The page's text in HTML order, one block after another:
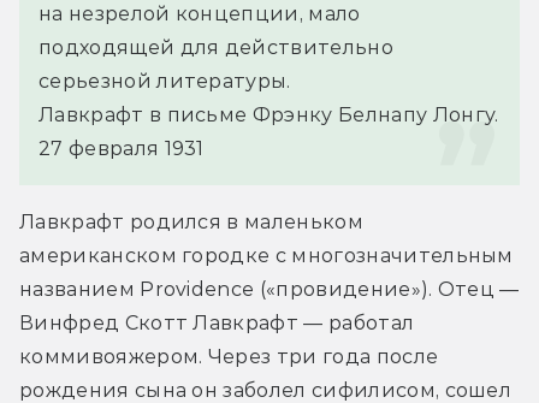
на незрелой концепции, мало
подходящей для действительно
серьезной литературы.
Лавкрафт в письме Фрэнку Белнапу Лонгу.
27 февраля 1931
Лавкрафт родился в маленьком
американском городке с многозначительным
названием Providence («провидение»). Отец —
Винфред Скотт Лавкрафт — работал
коммивояжером. Через три года после
рождения сына он заболел сифилисом, сошел